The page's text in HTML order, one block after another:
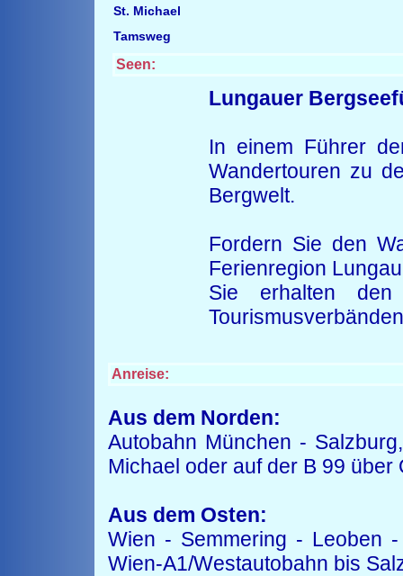
St. Michael
Tamsweg
Seen:
Lungauer
In einem Führer
Wandertouren zu
Bergwelt.
Fordern Sie den
Ferienregion
Sie erhalten
Anreise:
Aus dem Norden:
Autobahn München -
Michael oder auf der B 99 über
Aus dem Osten:
Wien - Semmering - Leoben
Wien-A1/Westautobahn bis